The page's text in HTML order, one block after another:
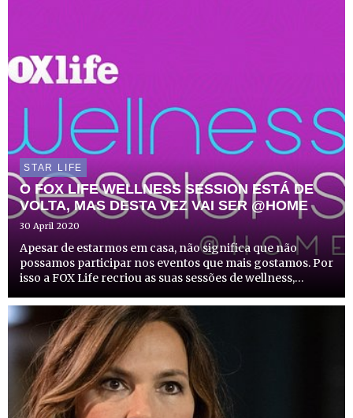
STAR LIFE
O FOX LIFE WELLNESS SESSION ESTÁ DE
VOLTA, MAS DESTA VEZ VAI SER @HOME
30 April 2020
Apesar de estarmos em casa, não significa que não
possamos participar nos eventos que mais gostamos. Por
isso a FOX Life recriou as suas sessões de wellness,
Wellness Session@Home, numa edição virtual que
decorrerá atravé...